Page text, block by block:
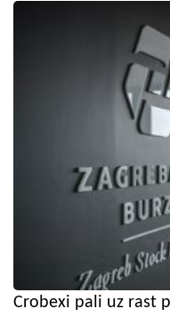
Crobexi pali uz rast